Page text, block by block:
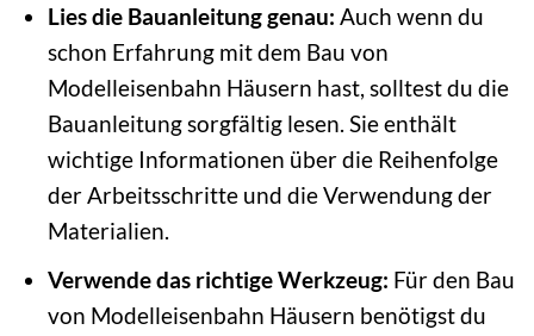
Lies die Bauanleitung genau: Auch wenn du
schon Erfahrung mit dem Bau von
Modelleisenbahn Häusern hast, solltest du die
Bauanleitung sorgfältig lesen. Sie enthält
wichtige Informationen über die Reihenfolge
der Arbeitsschritte und die Verwendung der
Materialien.
Verwende das richtige Werkzeug: Für den Bau
von Modelleisenbahn Häusern benötigst du